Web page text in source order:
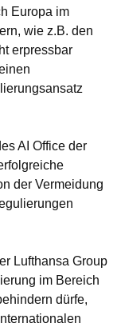
Europa im
wie z.B. den
erpressbar
AI Office der
der Vermeidung
Lufthansa Group
im Bereich
dürfe,